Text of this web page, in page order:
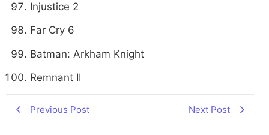
Injustice 2
Far Cry 6
Batman: Arkham Knight
Remnant II
Previous Post Next Post